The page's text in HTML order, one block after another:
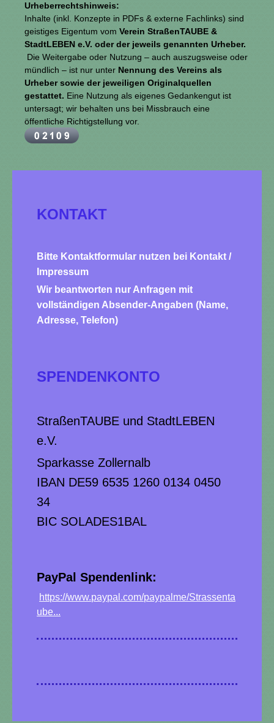
Urheberrechtshinweis:
Inhalte (inkl. Konzepte in PDFs & externe Fachlinks) sind
geistiges Eigentum vomVerein StraßenTAUBE &
StadtLEBEN e.V. oder der jeweils genannten Urheber.
Die Weitergabe oder Nutzung – auch auszugsweise oder
mündlich – ist nur unter Nennung des Vereins als
Urheber sowie der jeweiligen Originalquellen
gestattet. Eine Nutzung als eigenes Gedankengut ist
untersagt; wir behalten uns bei Missbrauch eine
öffentliche Richtigstellung vor.
KONTAKT
Bitte Kontaktformular nutzen bei Kontakt /
Impressum
Wir beantworten nur Anfragen mit
vollständigen Absender-Angaben (Name,
Adresse, Telefon)
SPENDENKONTO
StraßenTAUBE und StadtLEBEN
e.V.​
Sparkasse Zollernalb
IBAN DE59 6535 1260 0134 0450
34
BIC SOLADES1BAL
PayPal Spendenlink:
https://www.paypal.com/paypalme/Strassenta
ube...